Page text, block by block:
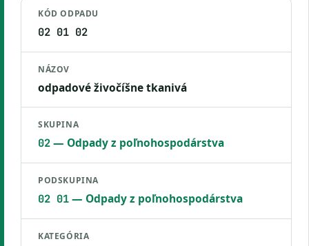
KÓD ODPADU
02 01 02
NÁZOV
odpadové živočíšne tkanivá
SKUPINA
02— Odpady z poľnohospodárstva
PODSKUPINA
02 01— Odpady z poľnohospodárstva
KATEGÓRIA